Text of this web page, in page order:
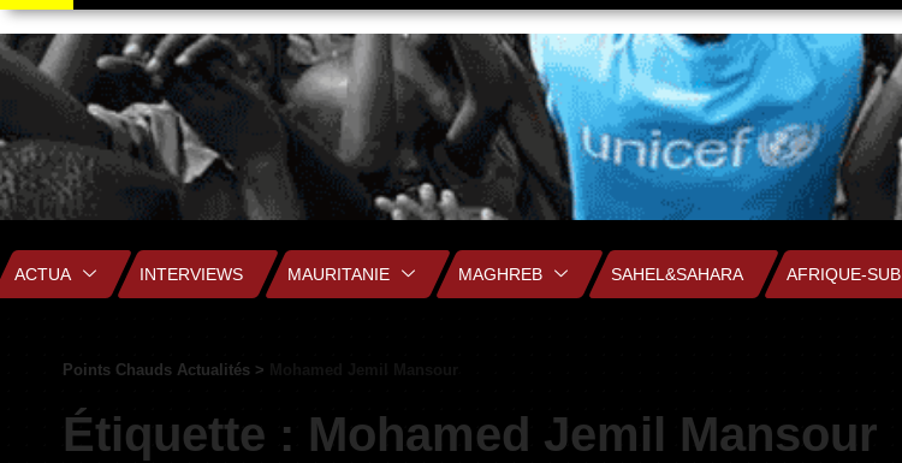
ACTUA INTERVIEWS MAURITANIE MAGHREB SAHEL&SAHARA AFRIQUE-SUB
Points Chauds Actualités >
Étiquette : Mohamed Jemil Mansour